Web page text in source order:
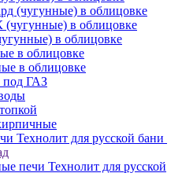
(чугунные) в облицовке
(чугунные) в облицовке
в облицовке
в облицовке
в облицовке
под ГАЗ
Технолит для русской бани
печи Технолит для русской